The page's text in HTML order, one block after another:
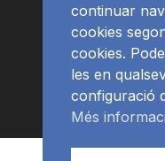
continuar
cookies
cookies.
les en
configuració
Més